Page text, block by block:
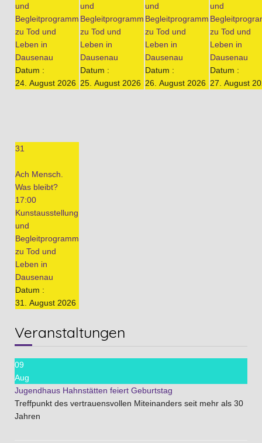
und
Begleitprogramm
zu Tod und
Leben in
Dausenau
Datum :
24. August 2026
und
Begleitprogramm
zu Tod und
Leben in
Dausenau
Datum :
25. August 2026
und
Begleitprogramm
zu Tod und
Leben in
Dausenau
Datum :
26. August 2026
und
zu Tod und
Leben in
Dausenau
Datum :
27. August
31
Ach Mensch.
Was bleibt?
17:00
Kunstausstellung
und
Begleitprogramm
zu Tod und
Leben in
Dausenau
Datum :
31. August 2026
Veranstaltungen
09
Aug
Jugendhaus Hahnstätten feiert Geburtstag
Treffpunkt des vertrauensvollen Miteinanders seit mehr als 30
Jahren